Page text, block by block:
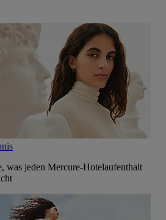
was jeden Mercure-Hotelaufenthalt